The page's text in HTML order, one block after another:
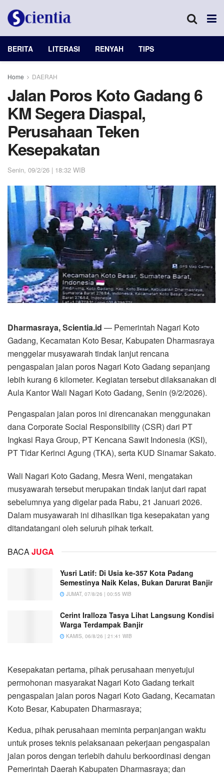
BERITA LITERASI RENYAH TIPS
Home DAERAH
Jalan Poros Koto Gadang 6
KM Segera Diaspal,
Perusahaan Teken
Kesepakatan
Senin, 09/2/26 | 18:32 WIB
Dharmasraya, Scientia.id — Pemerintah Nagari Koto
Gadang, Kecamatan Koto Besar, Kabupaten Dharmasraya
menggelar musyawarah tindak lanjut rencana
pengaspalan jalan poros Nagari Koto Gadang sepanjang
lebih kurang 6 kilometer. Kegiatan tersebut dilaksanakan di
Aula Kantor Wali Nagari Koto Gadang, Senin (9/2/2026).
Pengaspalan jalan poros ini direncanakan menggunakan
dana Corporate Social Responsibility (CSR) dari PT
Ingkasi Raya Group, PT Kencana Sawit Indonesia (KSI),
PT Tidar Kerinci Agung (TKA), serta KUD Sinamar Sakato.
Wali Nagari Koto Gadang, Mesra Weni, mengatakan
musyawarah tersebut merupakan tindak lanjut dari rapat
sebelumnya yang digelar pada Rabu, 21 Januari 2026.
Dalam musyawarah ini dihasilkan tiga kesepakatan yang
ditandatangani oleh seluruh pihak terkait.
BACAJUGA
Yusri Latif: Di Usia ke-357 Kota Padang
Semestinya Naik Kelas, Bukan Darurat Banjir
JUMAT, 07/8/26 | 00:55 WIB
Cerint Iralloza Tasya Lihat Langsung Kondisi
Warga Terdampak Banjir
KAMIS, 06/8/26 | 21:41 WIB
Kesepakatan pertama, pihak perusahaan menyetujui
permohonan masyarakat Nagari Koto Gadang terkait
pengaspalan jalan poros Nagari Koto Gadang, Kecamatan
Koto Besar, Kabupaten Dharmasraya;
Kedua, pihak perusahaan meminta perpanjangan waktu
untuk proses teknis pelaksanaan pekerjaan pengaspalan
jalan poros dengan terlebih dahulu berkoordinasi dengan
Pemerintah Daerah Kabupaten Dharmasraya; dan